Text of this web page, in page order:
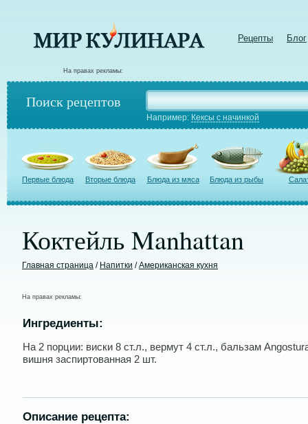
Рецепты Блог
На правах рекламы:
Поиск рецептов
Например: Кексы с начинкой
Первые блюда Вторые блюда Блюда из мяса Блюда из рыбы
Коктейль Manhattan
Главная страница / Напитки /Американская кухня
На правах рекламы:
Ингредиенты:
На 2 порции: виски 8 ст.л., вермут 4 ст.л., бальзам
вишня заспиртованная 2 шт.
Описание рецепта: